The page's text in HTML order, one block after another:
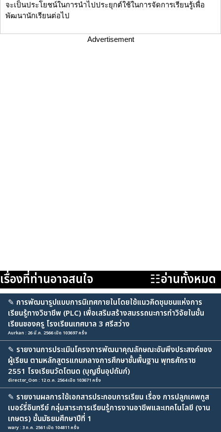
จะเป็นประโยชน์ในการนำไปประยุกต์ใช้ในการจัดการเรียนรู้เพื่อ
พัฒนานักเรียนต่อไป
Advertisement
เรื่องที่ท่านอาจสนใจ ☷อ่านทั้งหมด
✎ การพัฒนารูปแบบการนิเทศภายในโดยใช้แนวคิดชุมชนแห่งการ
เรียนรู้ทางวิชาชีพ (PLC) เพื่อเสริมสร้างสมรรถนะการทำวิจัยในชั้น
เรียนของครู โรงเรียนเทศบาล 3 ศรีสว่าง
Aurkan : 26 มี.ค. 2566 เปิด 103697 ครั้ง
✎ รายงานการประเมินโครงการพัฒนาคุณลักษณะอันพึงประสงค์ของ
ผู้เรียน ตามหลักสูตรแกนกลางการศึกษาขั้นพื้นฐาน พุทธศักราช
2551 โรงเรียนวัดโตนด (บุญชื่นอุปถัมภ์)
director_Oon : 12 ต.ค. 2564 เปิด 103671 ครั้ง
✎ รายงานผลการใช้เอกสารประกอบการเรียน เรื่อง การปลูกเคพกูส
เบอร์รี่อินทรีย์ กลุ่มสาระการเรียนรู้การงานอาชีพและเทคโนโลยี (งาน
เกษตร) ชั้นมัธยมศึกษาปีที่ 1
wary : 3 ก.ค. 2561 เปิด 104811 ครั้ง